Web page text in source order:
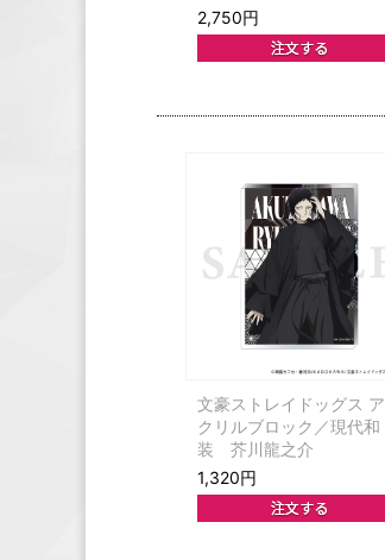
2,750円
文豪ストレイドッグス ア
クリルブロック／現代和
装 芥川龍之介
1,320円